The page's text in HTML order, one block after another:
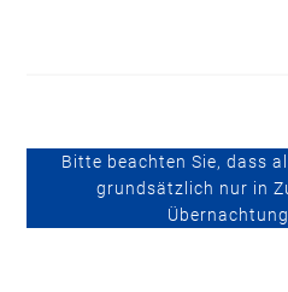
Bitte beachten Sie, dass
grundsätzlich nur in